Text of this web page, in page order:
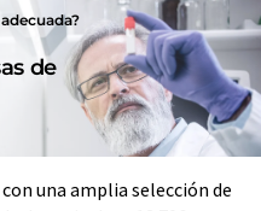
de
una amplia selección de